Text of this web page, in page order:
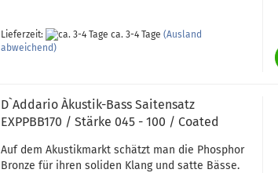
Lieferzeit: ca. 3-4 Tage (Ausland
abweichend)
D`Addario Àkustik-Bass Saitensatz
EXPPBB170 / Stärke 045 - 100 / Coated
Auf dem Akustikmarkt schätzt man die Phosphor
Bronze für ihren soliden Klang und satte Bässe.